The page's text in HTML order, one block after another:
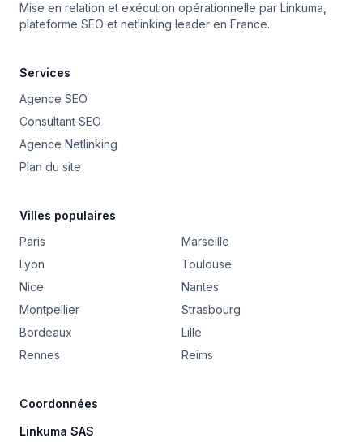
Mise en relation et exécution opérationnelle par Linkuma
plateforme SEO et netlinking leader en France.
Services
Agence SEO
Consultant SEO
Agence Netlinking
Plan du site
Villes populaires
Paris
Marseille
Lyon
Toulouse
Nice
Nantes
Montpellier
Strasbourg
Bordeaux
Lille
Rennes
Reims
Coordonnées
Linkuma SAS